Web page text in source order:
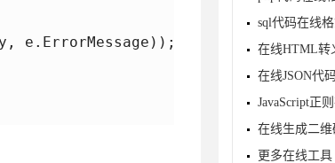
e.ErrorMessage));
sql代码在线
在线HTML转
在线JSON代
JavaScript正
在线生成二
更多在线工具